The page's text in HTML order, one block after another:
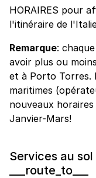
HORAIRES pour
l'itinéraire de
Remarque:
avoir plus ou
et à Porto Torres.
maritimes
nouveaux
Janvier-Mars!
Services au sol
___route_to___